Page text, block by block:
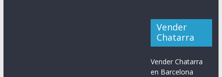
Vender
Chatarra
Vender Chatarra
en Barcelona